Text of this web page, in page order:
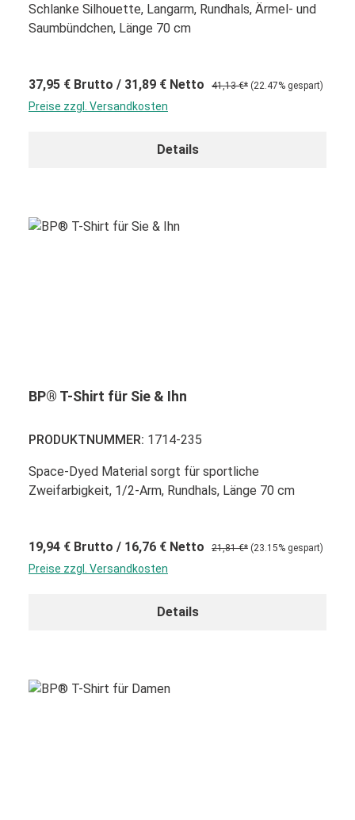
Schlanke Silhouette, Langarm, Rundhals, Ärmel- und
Saumbündchen, Länge 70 cm
37,95 € Brutto / 31,89 € Netto 41,13 €* (22.47% gespart)
Preise zzgl. Versandkosten
Details
BP® T-Shirt für Sie & Ihn
PRODUKTNUMMER: 1714-235
Space-Dyed Material sorgt für sportliche
Zweifarbigkeit, 1/2-Arm, Rundhals, Länge 70 cm
19,94 € Brutto / 16,76 € Netto 21,81 €* (23.15% gespart)
Preise zzgl. Versandkosten
Details